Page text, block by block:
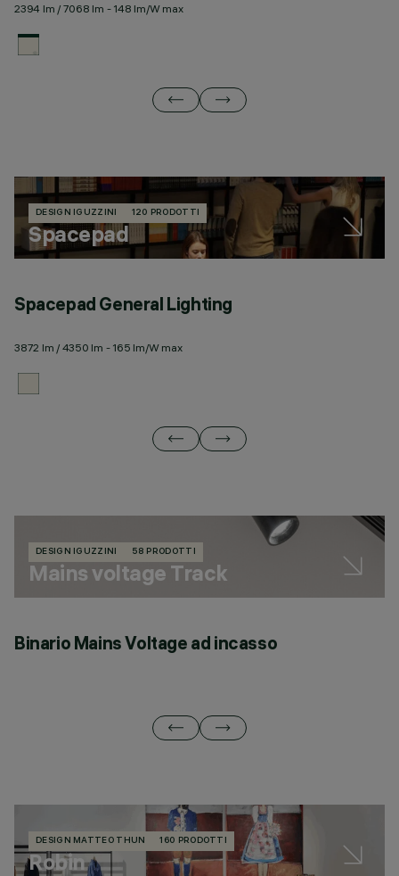
2394 lm / 7068 lm - 148 lm/W max
DESIGN IGUZZINI 120 PRODOTTI
Spacepad
Spacepad General Lighting
3872 lm / 4350 lm - 165 lm/W max
DESIGN IGUZZINI 58 PRODOTTI
Mains voltage Track
Binario Mains Voltage ad incasso
DESIGN MATTEO THUN 160 PRODOTTI
Robin